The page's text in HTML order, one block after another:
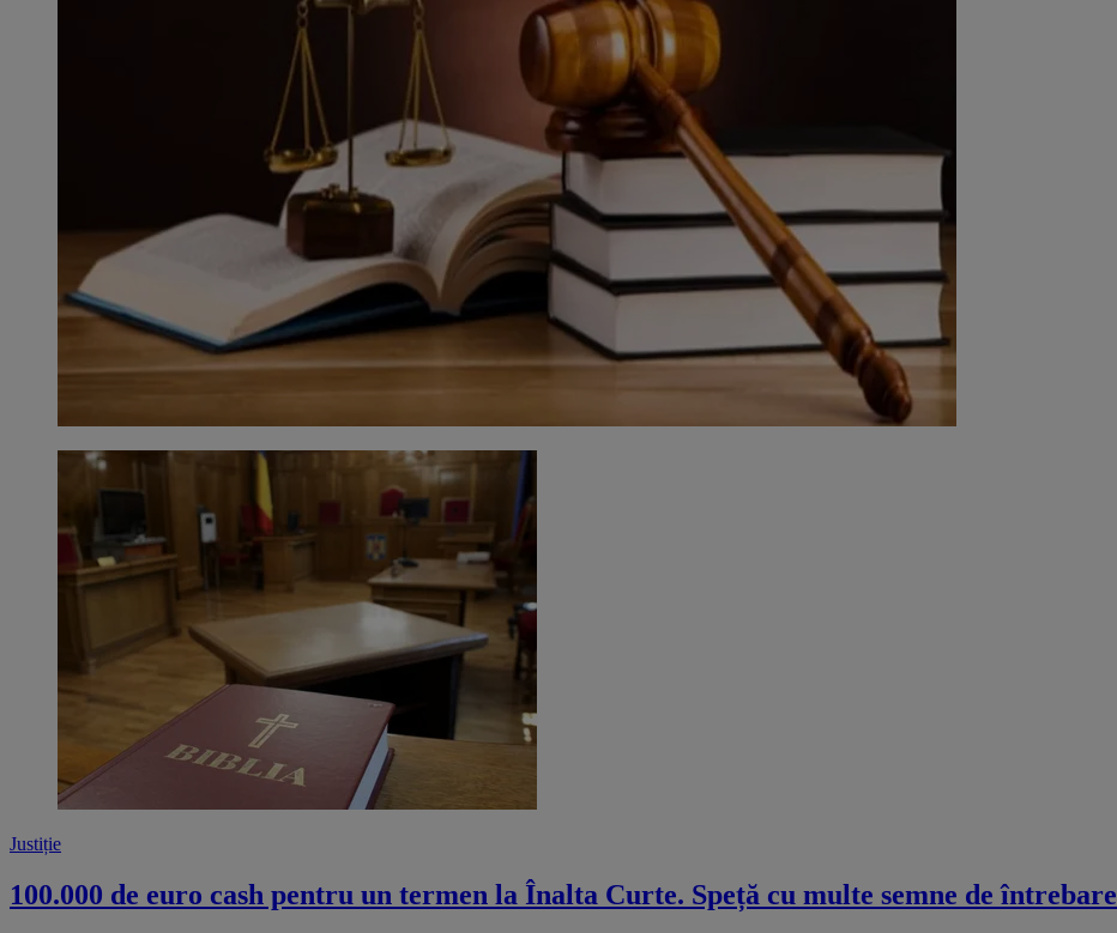
Justiție
100.000 de euro cash pentru un termen la Înalta Curte. Speță cu multe semne de întrebare